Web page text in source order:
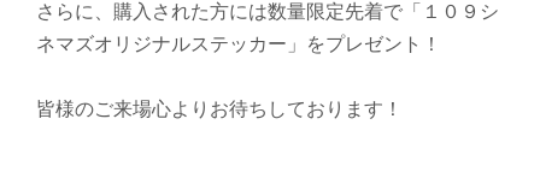
さらに、購入された方には数量限定先着で「１０９シ
ネマズオリジナルステッカー」をプレゼント！
皆様のご来場心よりお待ちしております！